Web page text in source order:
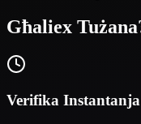
Għaliex
Verifika Instantanja